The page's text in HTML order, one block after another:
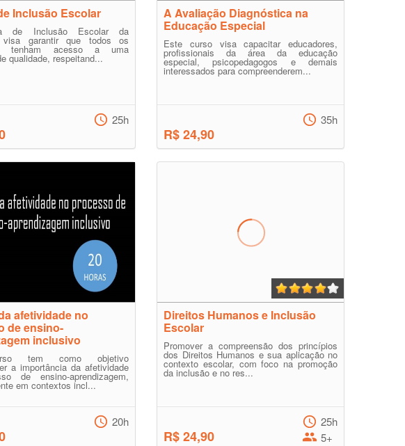
Inclusão Escolar
de Inclusão Escolar da
visa garantir que todos os
tenham acesso a uma
qualidade, respeitand...
25h
A Avaliação Diagnóstica na
Educação Especial
Este curso visa capacitar educadores,
profissionais da área da educação
especial, psicopedagogos e demais
interessados para compreenderem...
R$ 24,90
35h
afetividade no
de ensino-
inclusivo
tem como objetivo
a importância da afetividade
de ensino-aprendizagem,
em contextos incl...
20h
Direitos Humanos e Inclusão
Escolar
Promover a compreensão dos princípios
dos Direitos Humanos e sua aplicação no
contexto escolar, com foco na promoção
da inclusão e no res...
R$ 24,90
25h
5+